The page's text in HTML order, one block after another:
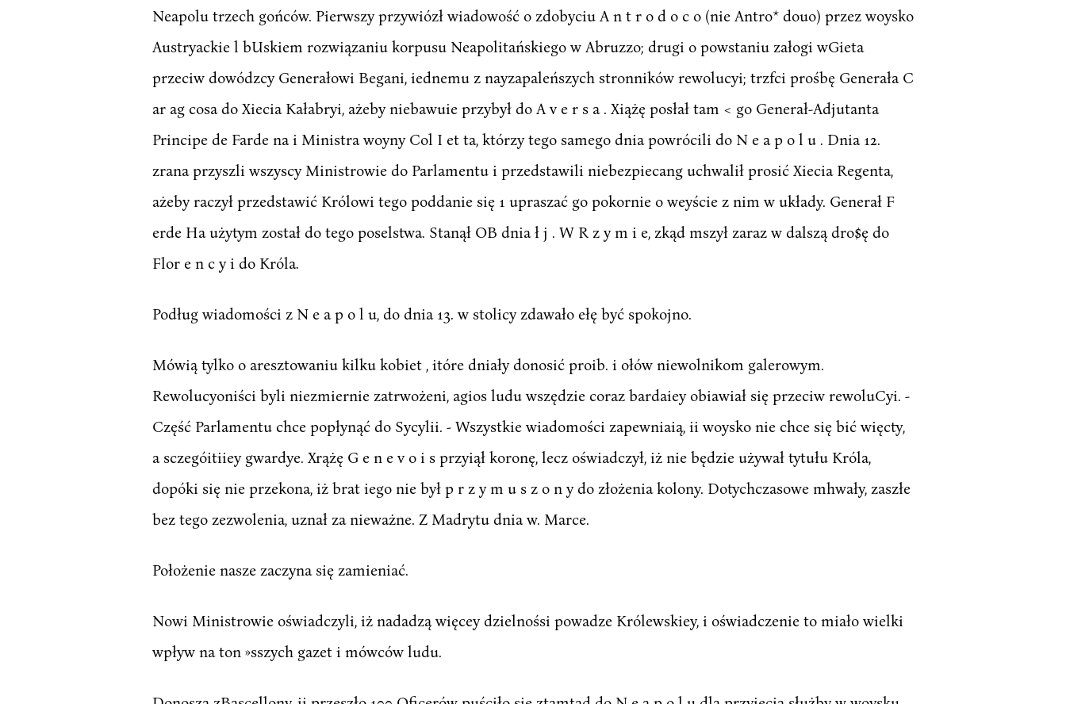
Neapolu trzech gońców. Pierwszy przywiózł wiadowość o zdobyciu A n t r o d o c o (nie Antro* douo) przez woysko
Austryackie l bUskiem rozwiązaniu korpusu Neapolitańskiego w Abruzzo; drugi o powstaniu załogi wGieta
przeciw dowódzcy Generałowi Begani, iednemu z nayzapaleńszych stronników rewolucyi; trzfci prośbę Generała C
ar ag cosa do Xiecia Kałabryi, ażeby niebawuie przybył do A v e r s a . Xiążę posłał tam < go Generał-Adjutanta
Principe de Farde na i Ministra woyny Col I et ta, którzy tego samego dnia powrócili do N e a p o l u . Dnia 12.
zrana przyszli wszyscy Ministrowie do Parlamentu i przedstawili niebezpiecang uchwalił prosić Xiecia Regenta,
ażeby raczył przedstawić Królowi tego poddanie się 1 upraszać go pokornie o weyście z nim w układy. Generał F
erde Ha użytym został do tego poselstwa. Stanął OB dnia ł j . W R z y m i e, zkąd mszył zaraz w dalszą dro$ę do
Flor e n c y i do Króla.
Podług wiadomości z N e a p o l u, do dnia 13. w stolicy zdawało ełę być spokojno.
Mówią tylko o aresztowaniu kilku kobiet , itóre dniały donosić proib. i ołów niewolnikom galerowym.
Rewolucyoniści byli niezmiernie zatrwożeni, agios ludu wszędzie coraz bardaiey obiawiał się przeciw rewoluCyi. -
Część Parlamentu chce popłynąć do Sycylii. - Wszystkie wiadomości zapewniaią, ii woysko nie chce się bić więcty,
a sczegóitiiey gwardye. Xrążę G e n e v o i s przyiął koronę, lecz oświadczył, iż nie będzie używał tytułu Króla,
dopóki się nie przekona, iż brat iego nie był p r z y m u s z o n y do złożenia kolony. Dotychczasowe mhwały, zaszłe
bez tego zezwolenia, uznał za nieważne. Z Madrytu dnia w. Marce.
Położenie nasze zaczyna się zamieniać.
Nowi Ministrowie oświadczyli, iż nadadzą więcey dzielnośsi powadze Królewskiey, i oświadczenie to miało wielki
wpływ na ton »sszych gazet i mówców ludu.